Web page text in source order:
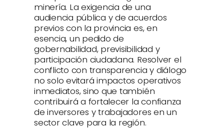
minería. La exigencia de una
audiencia pública y de acuerdos
previos con la provincia es, en
esencia, un pedido de
gobernabilidad, previsibilidad y
participación ciudadana. Resolver el
conflicto con transparencia y diálogo
no solo evitará impactos operativos
inmediatos, sino que también
contribuirá a fortalecer la confianza
de inversores y trabajadores en un
sector clave para la región.